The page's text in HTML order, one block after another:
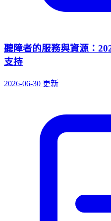
聽障者的服務與資源：
支持
2026-06-30 更新